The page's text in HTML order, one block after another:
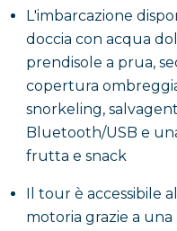
L'imbarcazione
doccia con acqua
prendisole a prua,
copertura
snorkeling,
Bluetooth/USB e
frutta e snack
Il tour è accessibile
motoria grazie a una